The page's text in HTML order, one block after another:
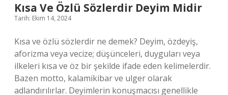
Kısa Ve Özlü Sözlerdir Deyim Midir
Tarih: Ekim 14, 2024
Kısa ve özlü sözlerdir ne demek? Deyim, özdeyiş,
aforizma veya vecize; düşünceleri, duyguları veya
ilkeleri kısa ve öz bir şekilde ifade eden kelimelerdir.
Bazen motto, kalamikibar ve ulger olarak
adlandırılırlar. Deyimlerin konuşmacısı genellikle